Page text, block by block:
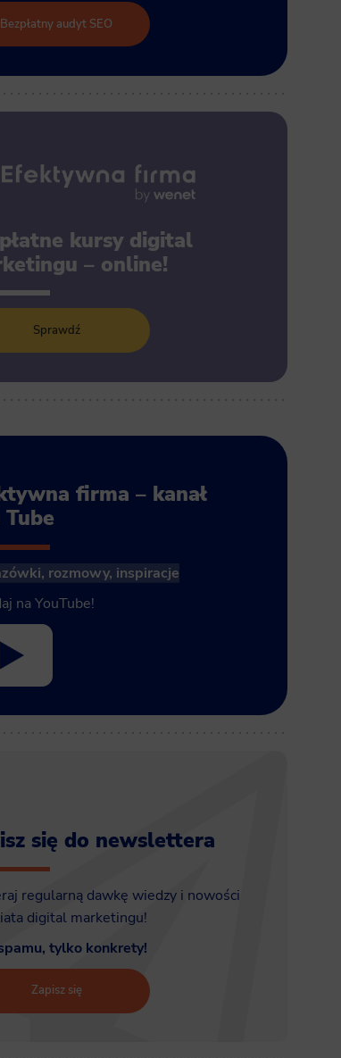
Bezpłatny audyt SEO
kursy digital
– online!
Sprawdź
firma – kanał
Tube
rozmowy, inspiracje
na YouTube!
się do newslettera
regularną dawkę wiedzy i nowości
digital marketingu!
tylko konkrety!
Zapisz się